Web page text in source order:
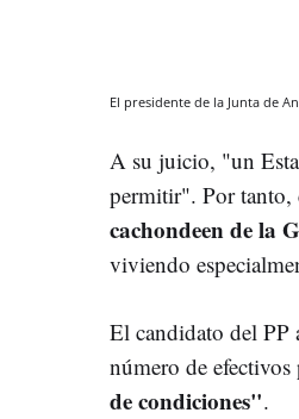
El presidente de la Junta de
A su juicio, "un
permitir". Por tanto,
cachondeen de la
viviendo
El candidato del PP
número de
de condiciones".